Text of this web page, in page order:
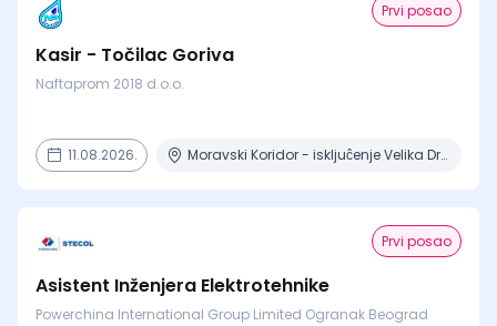
Prvi posao
Kasir - Točilac Goriva
Naftaprom 2018 d.o.o.
11.08.2026. Moravski Koridor - iskljuĉenje Velika Drenova , Militovac, Ripanj , Selevac, Azanja
Prvi posao
Asistent Inženjera Elektrotehnike
Powerchina International Group Limited Ogranak Beograd